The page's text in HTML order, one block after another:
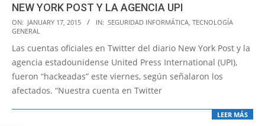
NEW YORK POST Y LA AGENCIA UPI
2015-
01-
17
ON: JANUARY 17, 2015 IN: SEGURIDAD INFORMÁTICA TECNOLOGÍA
GENERAL
Las cuentas oficiales en Twitter del diario New York Post y la
agencia estadounidense United Press International (UPI),
fueron “hackeadas” este viernes, según señalaron los
afectados. “Nuestra cuenta en Twitter
LEER MÁS